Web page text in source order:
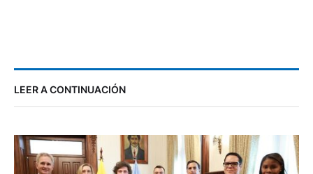
LEER A CONTINUACIÓN